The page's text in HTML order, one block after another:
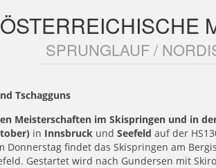
ÖSTERREICHISCHE
SPRUNGLAUF /
Tschagguns
Meisterschaften im Skispringen und in
in Innsbruck undSeefeld auf der
Donnerstag findet das Skispringen am
Gestartet wird nach Gundersen mit